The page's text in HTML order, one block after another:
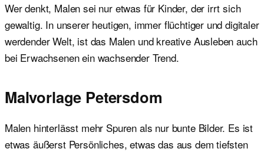
Wer denkt, Malen sei nur etwas für Kinder, der irrt sich
gewaltig. In unserer heutigen, immer flüchtiger und digitaler
werdender Welt, ist das Malen und kreative Ausleben auch
bei Erwachsenen ein wachsender Trend.
Malvorlage Petersdom
Malen hinterlässt mehr Spuren als nur bunte Bilder. Es ist
etwas äußerst Persönliches, etwas das aus dem tiefsten